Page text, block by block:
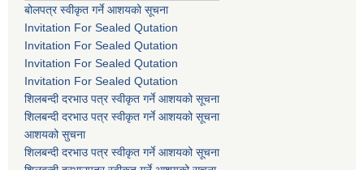
बोलपत्र स्वीकृत गर्ने आशयको सूचना
Invitation For Sealed Qutation
Invitation For Sealed Qutation
Invitation For Sealed Qutation
Invitation For Sealed Qutation
शिलबन्दी दरभाउ पत्र स्वीकृत गर्ने आशयको सूचना
शिलबन्दी दरभाउ पत्र स्वीकृत गर्ने आशयको सूचना
आशयको सुचना
शिलबन्दी दरभाउ पत्र स्वीकृत गर्ने आशयको सूचना